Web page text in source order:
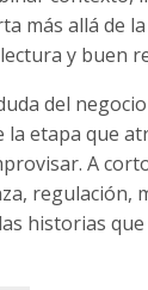
más allá de
y buen
del
la etapa que
A
regulación,
historias